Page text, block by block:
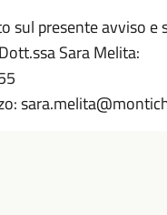
sul presente avviso e
Sara Melita: